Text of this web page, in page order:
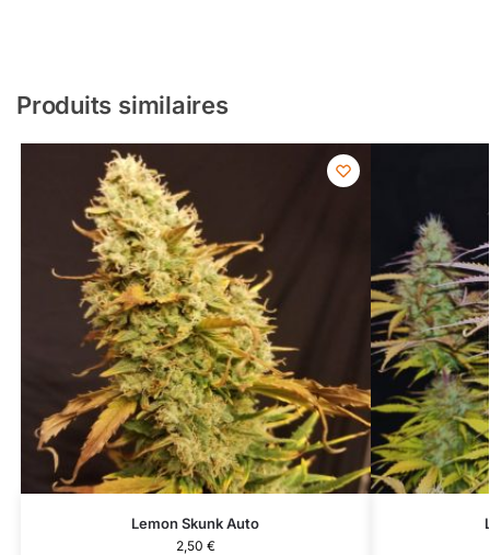
Produits similaires
Lemon Skunk Auto
2,50 €